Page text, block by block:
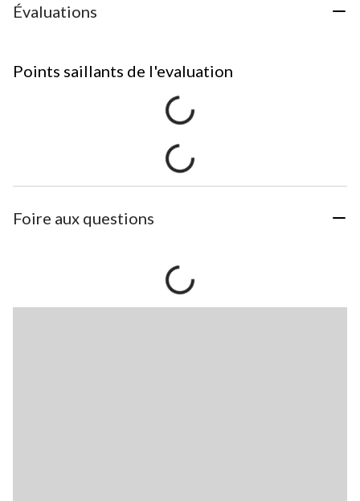
Évaluations
Points saillants de l'evaluation
Foire aux questions